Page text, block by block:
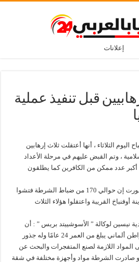
إعلانات
قبل تنفيذ عملية
الثلاثاء ، أنها أعتقلت ثلاث إرهابين
، وتم القبض عليهم في مرحلة الأعداد
أكبر عدد ممكن من الكافرين كما يطلقون
وقال ممثلو الادعاء في فرانكفورت إن حوالي 170 من ضباط الشرطة فتشوا
أوفنباخ القريبة واعتقلوا هؤلاء الثلاث
نيسين لوكالة ” الأسوشييتد بريس ” : أن
المشتبه به الرئيسي ، وهو مواطن ألماني يبلغ من العمر 24 عامًا وله جذور
اللازمة لصنع المتفجرات والبحث عن
و صادرت الشرطة مواد وأجهزة مختلفة في شقة